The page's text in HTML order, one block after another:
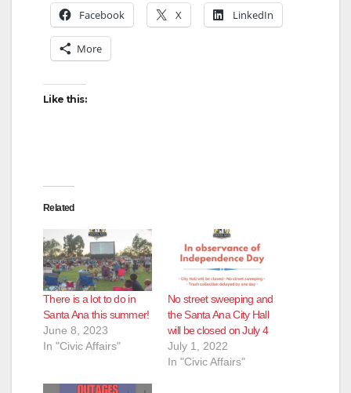
Facebook X LinkedIn
More
Like this:
Related
There is a lot to do in
Santa Ana this summer!
June 8, 2023
In "Civic Affairs"
No street sweeping and
the Santa Ana City Hall
will be closed on July 4
July 1, 2022
In "Civic Affairs"